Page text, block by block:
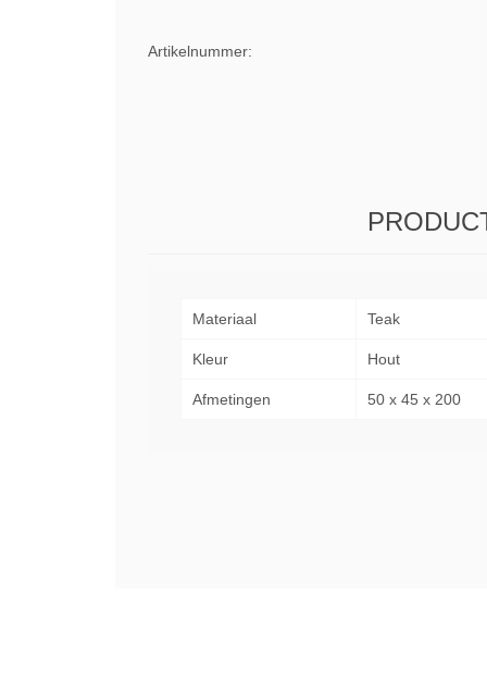
Artikelnummer:
Materiaal Teak
Kleur Hout
Afmetingen 50 x 45 x 200